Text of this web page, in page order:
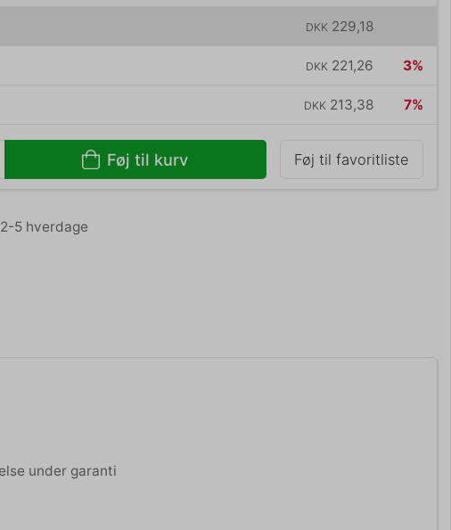
Føj til kurv Føj til favoritliste
DKK 229,18
DKK 221,26 3%
DKK 213,38 7%
5 hverdage
under garanti